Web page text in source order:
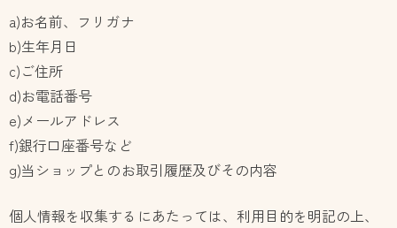
a)お名前、フリガナ
b)生年月日
c)ご住所
d)お電話番号
e)メールアドレス
f)銀行口座番号など
g)当ショップとのお取引履歴及びその内容
個人情報を収集するにあたっては、利用目的を明記の上、